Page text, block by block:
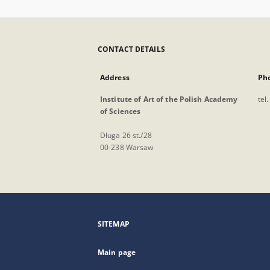
CONTACT DETAILS
Address
Institute of Art of the Polish Academy
of Sciences
Długa 26 st./28
00-238 Warsaw
tel.
SITEMAP
Main page